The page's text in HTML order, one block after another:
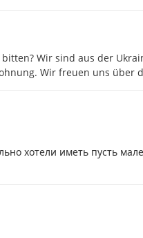
Wir sind aus der
Wir freuen uns über
хотели иметь пусть